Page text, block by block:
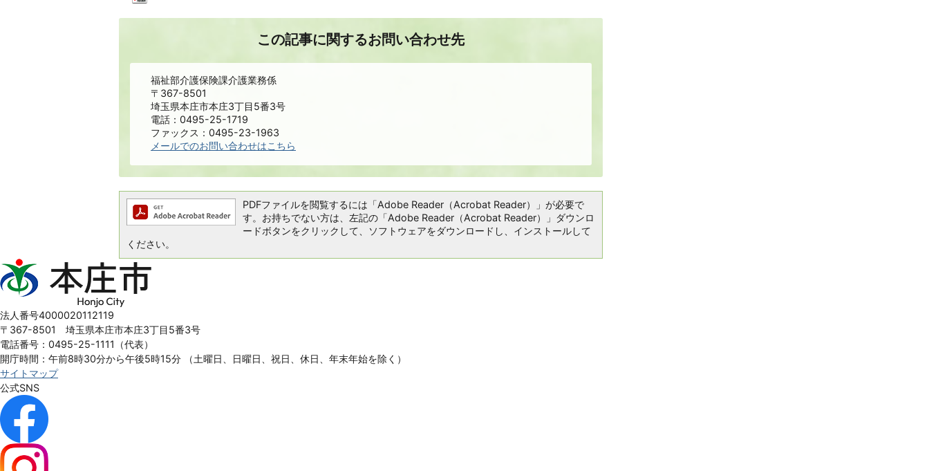
この記事に関するお問い合わせ先
福祉部介護保険課介護業務係
〒367-8501
埼玉県本庄市本庄3丁目5番3号
電話：0495-25-1719
ファックス：0495-23-1963
メールでのお問い合わせはこちら
PDFファイルを閲覧するには「Adobe Reader（Acrobat Reader）」が必要で
す。お持ちでない方は、左記の「Adobe Reader（Acrobat Reader）」ダウンロ
ードボタンをクリックして、ソフトウェアをダウンロードし、インストールして
ください。
本
庄
Honjo
City
法人番号4000020112119
〒367-8501 埼玉県本庄市本庄3丁目5番3号
電話番号：0495-25-1111（代表）
開庁時間：午前8時30分から午後5時15分
（土曜日、日曜日、祝日、休日、年末年始を除く）
サイトマップ
公式SNS